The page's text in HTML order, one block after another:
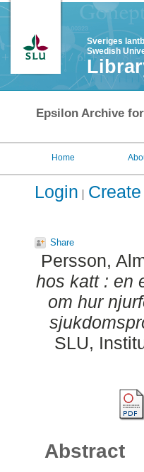
Sveriges
Swedish
Epsilon Archive
Home
Login
Share
Persson,
hos katt : en
om hur
SLU,
Abstract